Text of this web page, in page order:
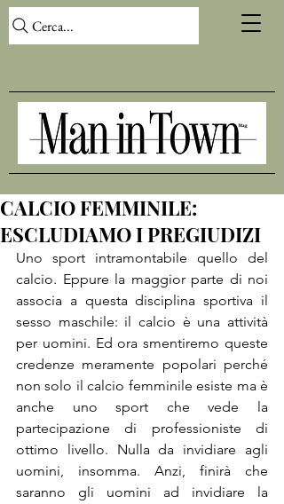
Cerca...
CALCIO FEMMINILE:
ESCLUDIAMO I PREGIUDIZI
Uno sport intramontabile quello del
calcio. Eppure la maggior parte di noi
associa a questa disciplina sportiva il
sesso maschile: il calcio è una attività
per uomini. Ed ora smentiremo queste
credenze meramente popolari perché
non solo il calcio femminile esiste ma è
anche uno sport che vede la
partecipazione di professioniste di
ottimo livello. Nulla da invidiare agli
uomini, insomma. Anzi, finirà che
saranno gli uomini ad invidiare la